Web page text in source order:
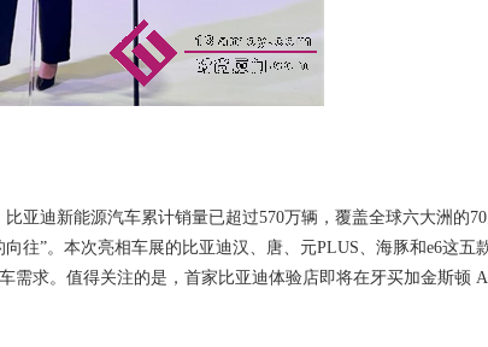
比亚迪新能源汽车累计销量已超过570万辆，覆盖全球六大洲的
往”。本次亮相车展的比亚迪汉、唐、元PLUS、海豚和e6这五
需求。 值得关注的是，首家比亚迪体验店即将在牙买加金斯顿